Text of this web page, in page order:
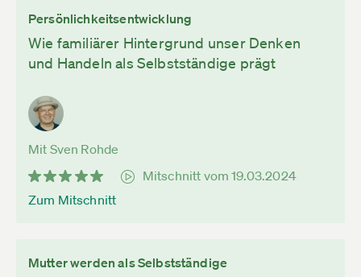
Persönlichkeitsentwicklung
Wie familiärer Hintergrund unser Denken
und Handeln als Selbstständige prägt
Mit Sven Rohde
Mitschnitt vom 19.03.2024
Zum Mitschnitt
Mutter werden als Selbstständige